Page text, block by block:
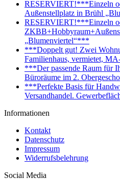
RESERVIERT!***Einzeln
Außenstellplatz in Brühl
RESERVIERT!***Einzeln
„Blumenviertel“***
***Doppelt gut! Zwei
Familienhaus, vermietet,
***Der passende Raum für
Büroräume im 2.
***Perfekte Basis für
Versandhandel.
Informationen
Kontakt
Datenschutz
Impressum
Widerrufsbelehrung
Social Media